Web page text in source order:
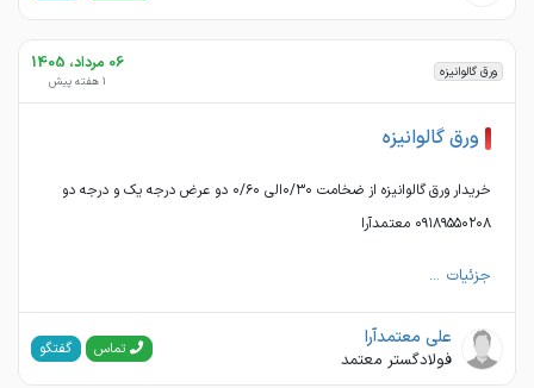
ورق گالوانیزه 06 مرداد، 1405
1 هفته پیش
ورق گالوانیزه
خریدار ورق گالوانیزه از ضخامت ۰/۳۰الی ۰/۶۰ دو عرض درجه یک و درجه دو
۰۹۱۸۹۵۵۰۲۰۸ معتمدآرا
جزئیات ...
علی معتمدآرا
فولادگستر معتمد تماس گفتگو